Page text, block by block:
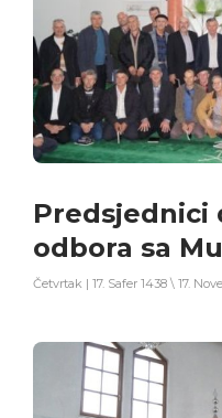
Predsjednici
odbora sa
Četvrtak | 17. Safer 1438 \ 17.